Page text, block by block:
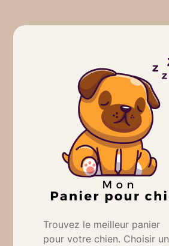
Trouvez le meilleur panier
pour votre chien. Choisir un